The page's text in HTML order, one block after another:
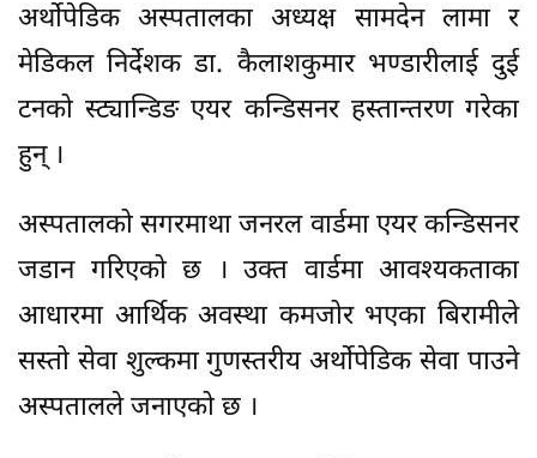
अर्थोपेडिक अस्पतालका अध्यक्ष सामदेन लामा र
मेडिकल निर्देशक डा. कैलाशकुमार भण्डारीलाई दुई
टनको स्ट्यान्डिङ एयर कन्डिसनर हस्तान्तरण गरेका
हुन् ।
अस्पतालको सगरमाथा जनरल वार्डमा एयर कन्डिसनर
जडान गरिएको छ । उक्त वार्डमा आवश्यकताका
आधारमा आर्थिक अवस्था कमजोर भएका बिरामीले
सस्तो सेवा शुल्कमा गुणस्तरीय अर्थोपेडिक सेवा पाउने
अस्पतालले जनाएको छ ।